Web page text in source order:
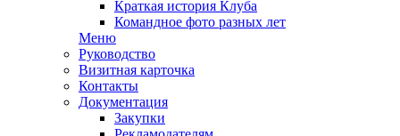
Краткая история Клуба
Командное фото разных лет
Меню
Руководство
Визитная карточка
Контакты
Документация
Закупки